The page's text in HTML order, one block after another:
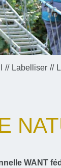
Labelliser
WANT